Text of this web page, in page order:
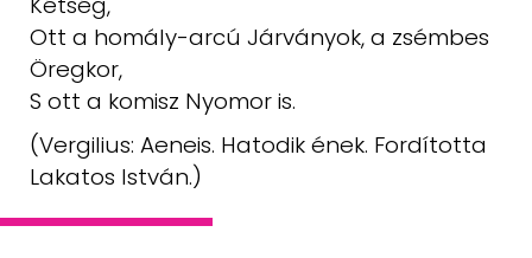
Ott a homály-arcú Járványok, a zsémbes
Öregkor,
S ott a komisz Nyomor is.
(Vergilius: Aeneis. Hatodik ének. Fordította
Lakatos István.)